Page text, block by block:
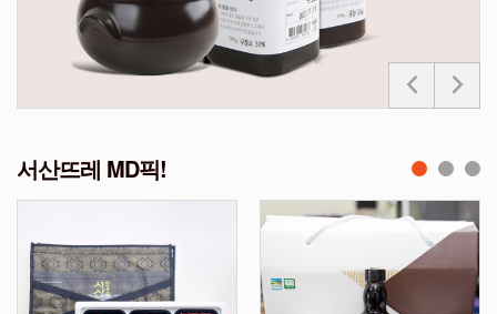
서산뜨레 MD픽!